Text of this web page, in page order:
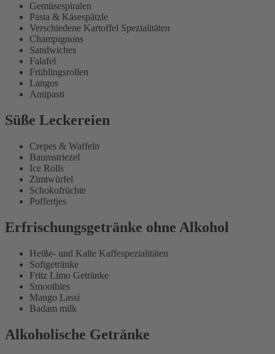
Gemüsespiralen
Pasta & Käsespätzle
Verschiedene Kartoffel Spezialitäten
Champignons
Sandwiches
Falafel
Frühlingsrollen
Langos
Antipasti
Süße Leckereien
Crepes & Waffeln
Baumstriezel
Ice Rolls
Zimtwürfel
Schokofrüchte
Poffertjes
Erfrischungsgetränke ohne Alkohol
Heiße- und Kalte Kaffespezialitäten
Softgetränke
Fritz Limo Getränke
Smoothies
Mango Lassi
Badam milk
Alkoholische Getränke